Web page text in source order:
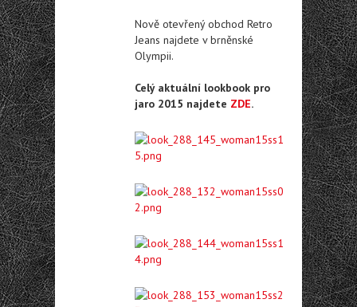
Nově otevřený obchod Retro
Jeans najdete v brněnské
Olympii.
Celý aktuální lookbook pro
jaro 2015 najdete ZDE.